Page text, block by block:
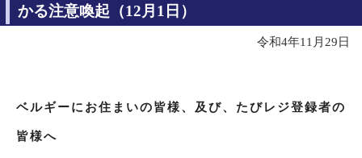
かる注意喚起（12月1日）
令和4年11月29日
ベルギーにお住まいの皆様、及び、たびレジ登録者の
皆様へ